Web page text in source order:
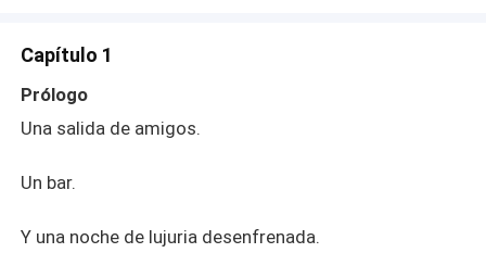
Capítulo 1
Prólogo
Una salida de amigos.
Un bar.
Y una noche de lujuria desenfrenada.